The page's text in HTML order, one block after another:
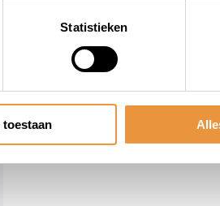
Statistieken
toestaan